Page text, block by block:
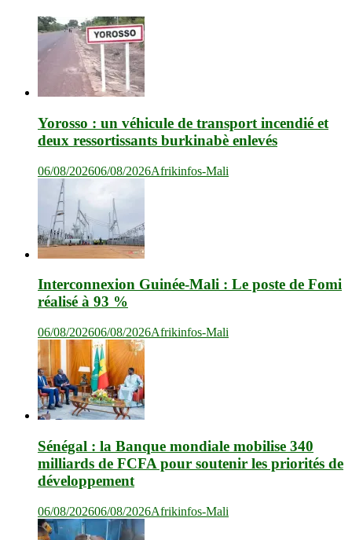
Yorosso : un véhicule de transport incendié et
deux ressortissants burkinabè enlevés
06/08/202606/08/2026Afrikinfos-Mali
Interconnexion Guinée-Mali : Le poste de Fomi
réalisé à 93 %
06/08/202606/08/2026Afrikinfos-Mali
Sénégal : la Banque mondiale mobilise 340
milliards de FCFA pour soutenir les priorités de
développement
06/08/202606/08/2026Afrikinfos-Mali